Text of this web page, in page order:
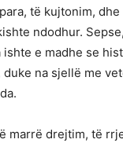
të kujtonim,
ndodhur.
e madhe se
na sjellë me
marrë drejtim, të